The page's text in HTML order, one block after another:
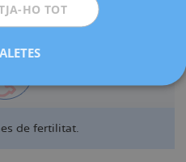
de fertilitat.
HO TOT